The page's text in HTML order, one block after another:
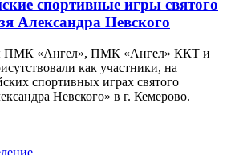
спортивные игры святого
Александра Невского
ПМК «Ангел», ПМК «Ангел» ККТ и
как участники, на
спортивных играх святого
Невского» в г. Кемерово.